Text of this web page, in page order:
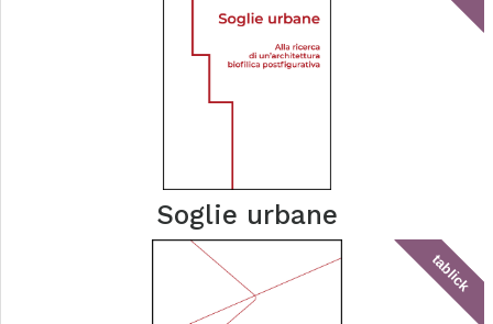
Soglie urbane
tablick